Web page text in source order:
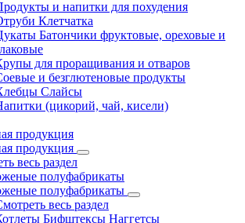
и напитки для похудения
Клетчатка
Батончики фруктовые, ореховые и
для проращивания и отваров
и безглютеновые продукты
Слайсы
(цикорий, чай, кисели)
продукция
продукция
весь раздел
полуфабрикаты
полуфабрикаты
весь раздел
Бифштексы Наггетсы